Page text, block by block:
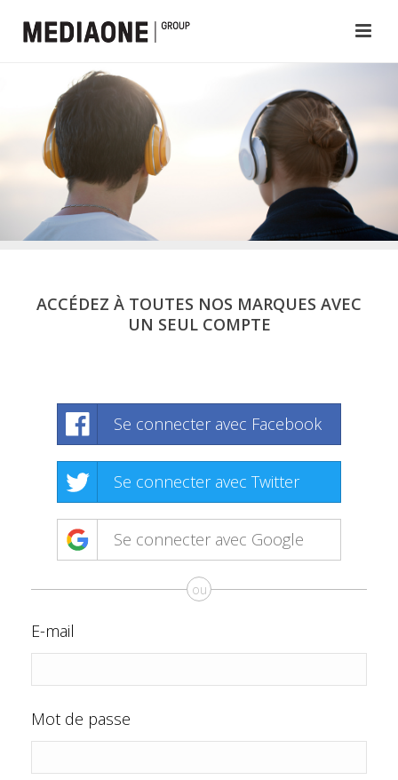
ACCÉDEZ À TOUTES NOS MARQUES AVEC
UN SEUL COMPTE
Se connecter avec Facebook
Se connecter avec Twitter
Se connecter avec Google
ou
E-mail
Mot de passe